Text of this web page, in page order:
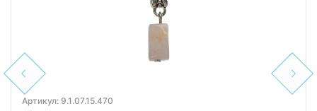
Previous
Артикул: 9.1.07.15.470
Next